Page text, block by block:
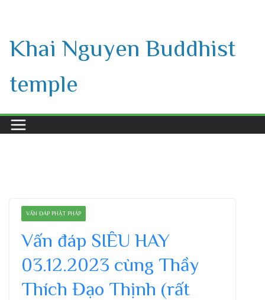
content
Khai Nguyen Buddhist
temple
VẤN ĐÁP PHẬT PHÁP
Vấn đáp SIÊU HAY
03.12.2023 cùng Thầy
Thích Đạo Thịnh (rất